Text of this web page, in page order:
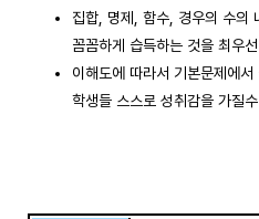
집합, 명제, 함수, 경우의 수의
꼼꼼하게 습득하는 것을 최우
이해도에 따라서 기본문제에
학생들 스스로 성취감을 가질